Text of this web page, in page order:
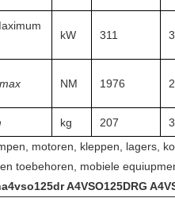
kW 311
NM 1976
kg 207
motoren, kleppen, lagers,
toebehoren, mobiele
A4VSO125DRG